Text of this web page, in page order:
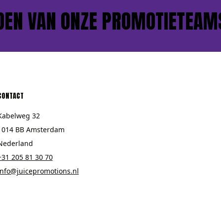
ONZE PROMOTIETEAMS?
32
BB Amsterdam
205 81 30 70